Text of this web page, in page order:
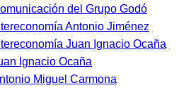
del Grupo Godó
Antonio Jiménez
Juan Ignacio Ocaña
Ignacio Ocaña
Miguel Carmona